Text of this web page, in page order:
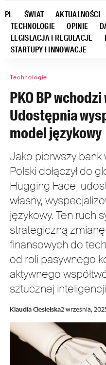
PL ŚWIAT AKTUALNOŚCI
TECHNOLOGIE
OPINIE
LEGISLACJA I REGULACJE
STARTUPY I INNOWACJE
Technologie
PKO BP
Udostępnia
model językowy
Jako pierwszy bank
Polski dołączył do
Hugging Face,
własny,
językowy. Ten ruch
strategiczną
finansowych do
od roli pasywnego
aktywnego
sztucznej
Klaudia Ciesielska2 września,